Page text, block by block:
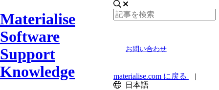
Materialise
Software
Support
Knowledge
お問い合わせ
materialise.com に戻る
|
日本語